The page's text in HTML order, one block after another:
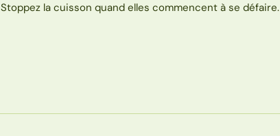
Stoppez la cuisson quand elles commencent à se défaire.